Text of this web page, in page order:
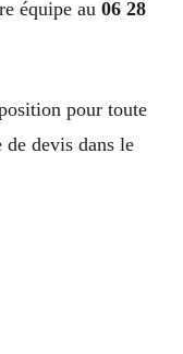
équipe au 06 28
pour toute
de devis dans le